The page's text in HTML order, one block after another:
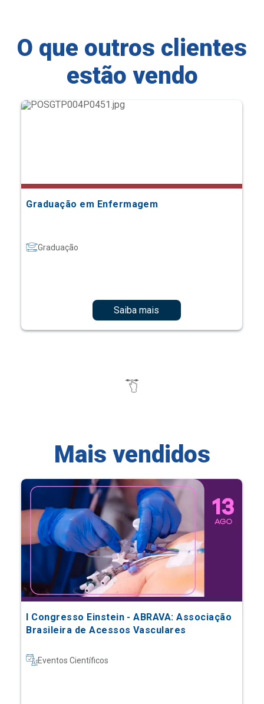
O que outros clientes
estão vendo
Graduação em Enfermagem
Graduação
Saiba mais
Mais vendidos
I Congresso Einstein - ABRAVA: Associação
Brasileira de Acessos Vasculares
Eventos Científicos